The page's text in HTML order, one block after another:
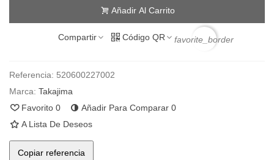
Añadir Al Carrito
Compartir Código QR favorite_border
Referencia: 520600227002
Marca: Takajima
Favorito 0 Añadir Para Comparar 0
A Lista De Deseos
Copiar referencia